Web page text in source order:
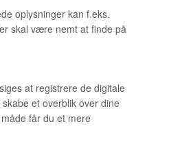
oplysninger kan f.eks.
skal være nemt at finde på
at registrere de digitale
et overblik over dine
får du et mere